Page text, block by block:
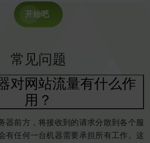
开始吧
常见问题
对网站流量有什么作
用？
器前方，将接收到的请求分散到各个服
有任何一台机器需要承担所有工作。这